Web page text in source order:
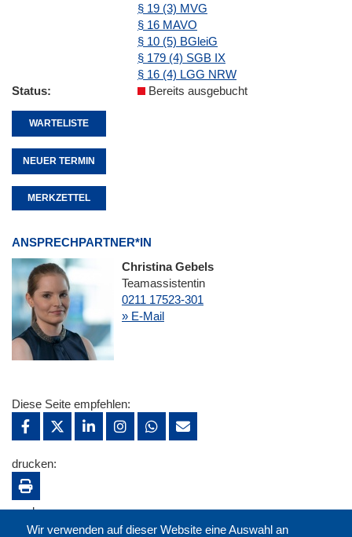
§ 19 (3) MVG
§ 16 MAVO
§ 10 (5) BGleiG
§ 179 (4) SGB IX
§ 16 (4) LGG NRW
Status
Bereits ausgebucht
WARTELISTE
NEUER TERMIN
MERKZETTEL
ANSPRECHPARTNER*IN
Christina Gebels
Teamassistentin
0211 17523-301
» E-Mail
Wir verwenden auf dieser Website eine Auswahl an
Diese Seite empfehlen:
drucken:
merken: